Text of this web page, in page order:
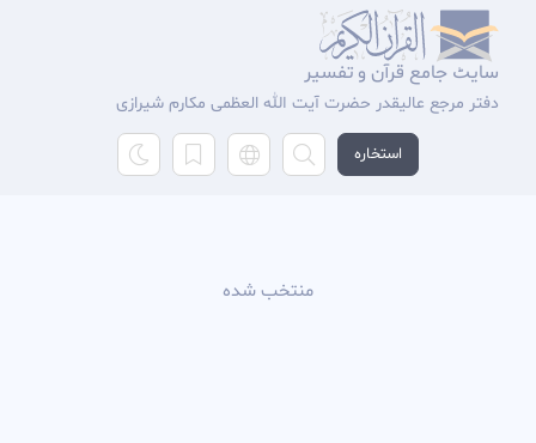
سایٹ جامع قرآن و تفسیر
دفتر مرجع عالیقدر حضرت آیت الله العظمی مکارم شیرازی
استخاره
منتخب شده